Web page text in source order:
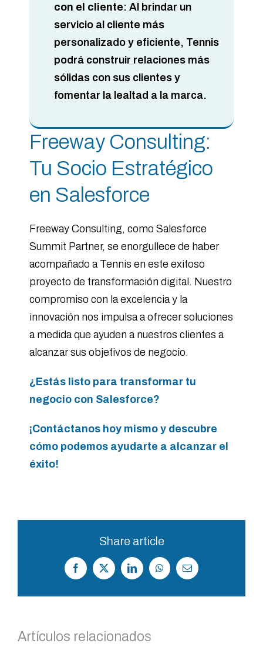
con el cliente: Al brindar un
servicio al cliente más
personalizado y eficiente, Tennis
podrá construir relaciones más
sólidas con sus clientes y
fomentar la lealtad a la marca.
Freeway Consulting:
Tu Socio Estratégico
en Salesforce
Freeway Consulting, como Salesforce
Summit Partner, se enorgullece de haber
acompañado a Tennis en este exitoso
proyecto de transformación digital. Nuestro
compromiso con la excelencia y la
innovación nos impulsa a ofrecer soluciones
a medida que ayuden a nuestros clientes a
alcanzar sus objetivos de negocio.
¿Estás listo para transformar tu
negocio con Salesforce?
¡Contáctanos hoy mismo y descubre
cómo podemos ayudarte a alcanzar el
éxito!
Share article
Facebook
X LinkedInWhatsApp
Correo
electrónico
Artículos relacionados